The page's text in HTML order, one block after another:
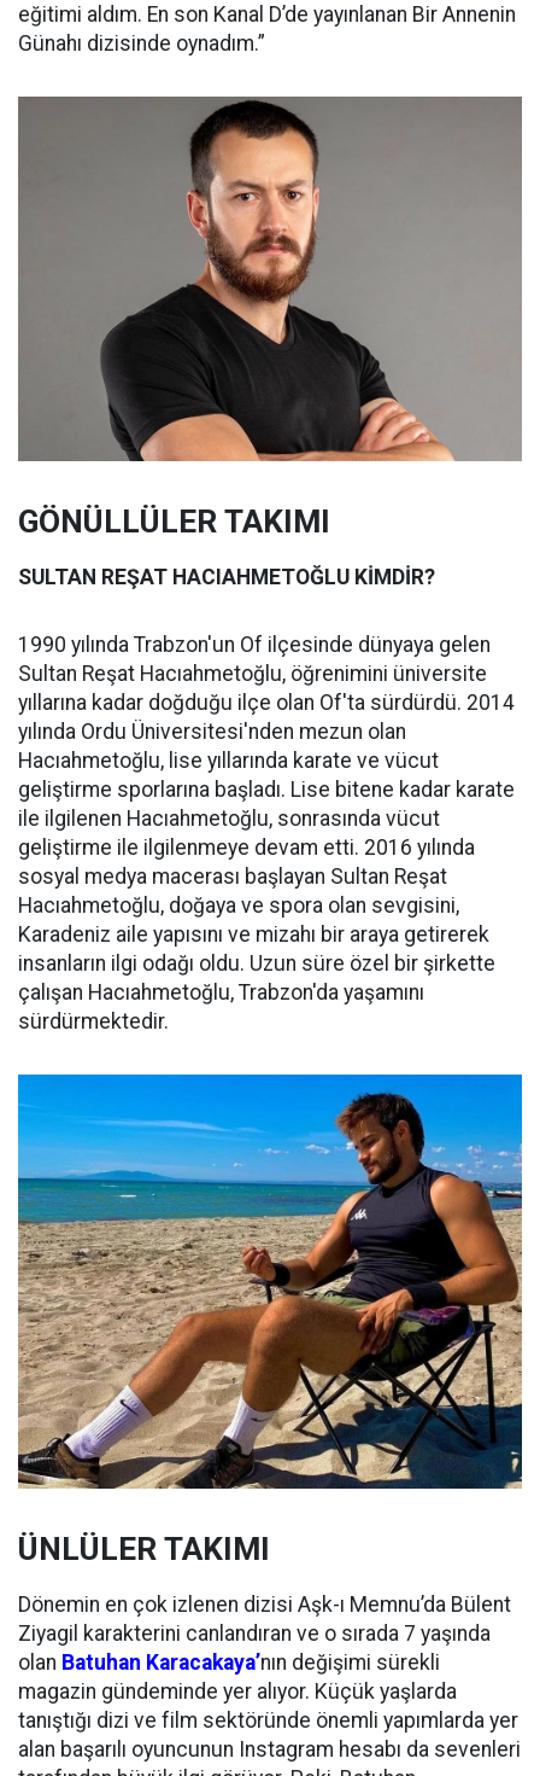
eğitimi aldım. En son Kanal D’de yayınlanan Bir Annenin
Günahı dizisinde oynadım.”
GÖNÜLLÜLER TAKIMI
SULTAN REŞAT HACIAHMETOĞLU KİMDİR?
1990 yılında Trabzon'un Of ilçesinde dünyaya gelen
Sultan Reşat Hacıahmetoğlu, öğrenimini üniversite
yıllarına kadar doğduğu ilçe olan Of'ta sürdürdü. 2014
yılında Ordu Üniversitesi'nden mezun olan
Hacıahmetoğlu, lise yıllarında karate ve vücut
geliştirme sporlarına başladı. Lise bitene kadar karate
ile ilgilenen Hacıahmetoğlu, sonrasında vücut
geliştirme ile ilgilenmeye devam etti. 2016 yılında
sosyal medya macerası başlayan Sultan Reşat
Hacıahmetoğlu, doğaya ve spora olan sevgisini,
Karadeniz aile yapısını ve mizahı bir araya getirerek
insanların ilgi odağı oldu. Uzun süre özel bir şirkette
çalışan Hacıahmetoğlu, Trabzon'da yaşamını
sürdürmektedir.
ÜNLÜLER TAKIMI
Dönemin en çok izlenen dizisi Aşk-ı Memnu’da Bülent
Ziyagil karakterini canlandıran ve o sırada 7 yaşında
olan Batuhan Karacakaya’nın değişimi sürekli
magazin gündeminde yer alıyor. Küçük yaşlarda
tanıştığı dizi ve film sektöründe önemli yapımlarda yer
alan başarılı oyuncunun Instagram hesabı da sevenleri